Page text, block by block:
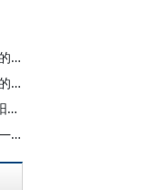
廖璨璨：体用互余：论方以智易学哲学的“四分用三”说
陈明：天人合一真诠——基于儒教视角的思考
夏世华：“帝出乎震”章八卦方位中的阴阳之理
方向红：象与相的跨学科区分及其困难——兼论一种易学—现象学的解决方案